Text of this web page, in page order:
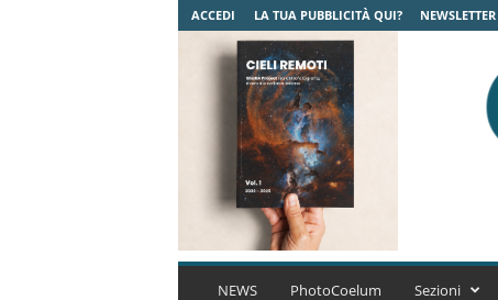
ACCEDI LA TUA PUBBLICITÀ QUI? NEWSLETTER
C
NEWS PhotoCoelum Sezioni